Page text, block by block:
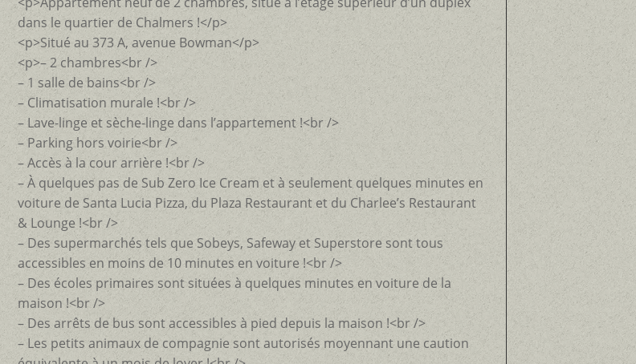
dans le quartier de Chalmers !</p>
<p>Situé au 373 A, avenue Bowman</p>
<p>– 2 chambres<br />
– 1 salle de bains<br />
– Climatisation murale !<br />
– Lave-linge et sèche-linge dans l’appartement !<br />
– Parking hors voirie<br />
– Accès à la cour arrière !<br />
– À quelques pas de Sub Zero Ice Cream et à seulement quelques minutes en
voiture de Santa Lucia Pizza, du Plaza Restaurant et du Charlee’s Restaurant
& Lounge !<br />
– Des supermarchés tels que Sobeys, Safeway et Superstore sont tous
accessibles en moins de 10 minutes en voiture !<br />
– Des écoles primaires sont situées à quelques minutes en voiture de la
maison !<br />
– Des arrêts de bus sont accessibles à pied depuis la maison !<br />
– Les petits animaux de compagnie sont autorisés moyennant une caution